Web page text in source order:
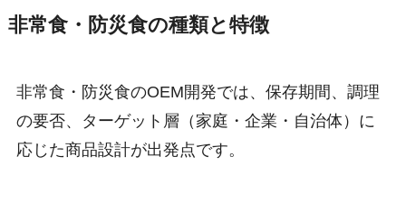
非常食・防災食の種類と特徴
非常食・防災食のOEM開発では、保存期間、調理
の要否、ターゲット層（家庭・企業・自治体）に
応じた商品設計が出発点です。